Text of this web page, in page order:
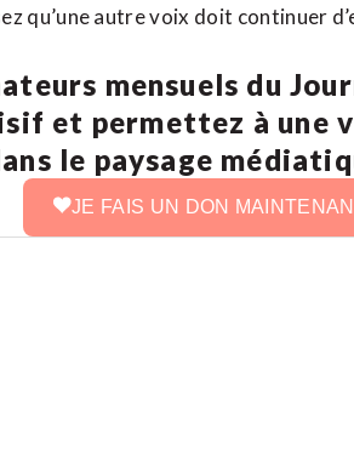
qu’une autre voix doit continuer
mensuels du
et permettez à une
le paysage
JE FAIS UN DON